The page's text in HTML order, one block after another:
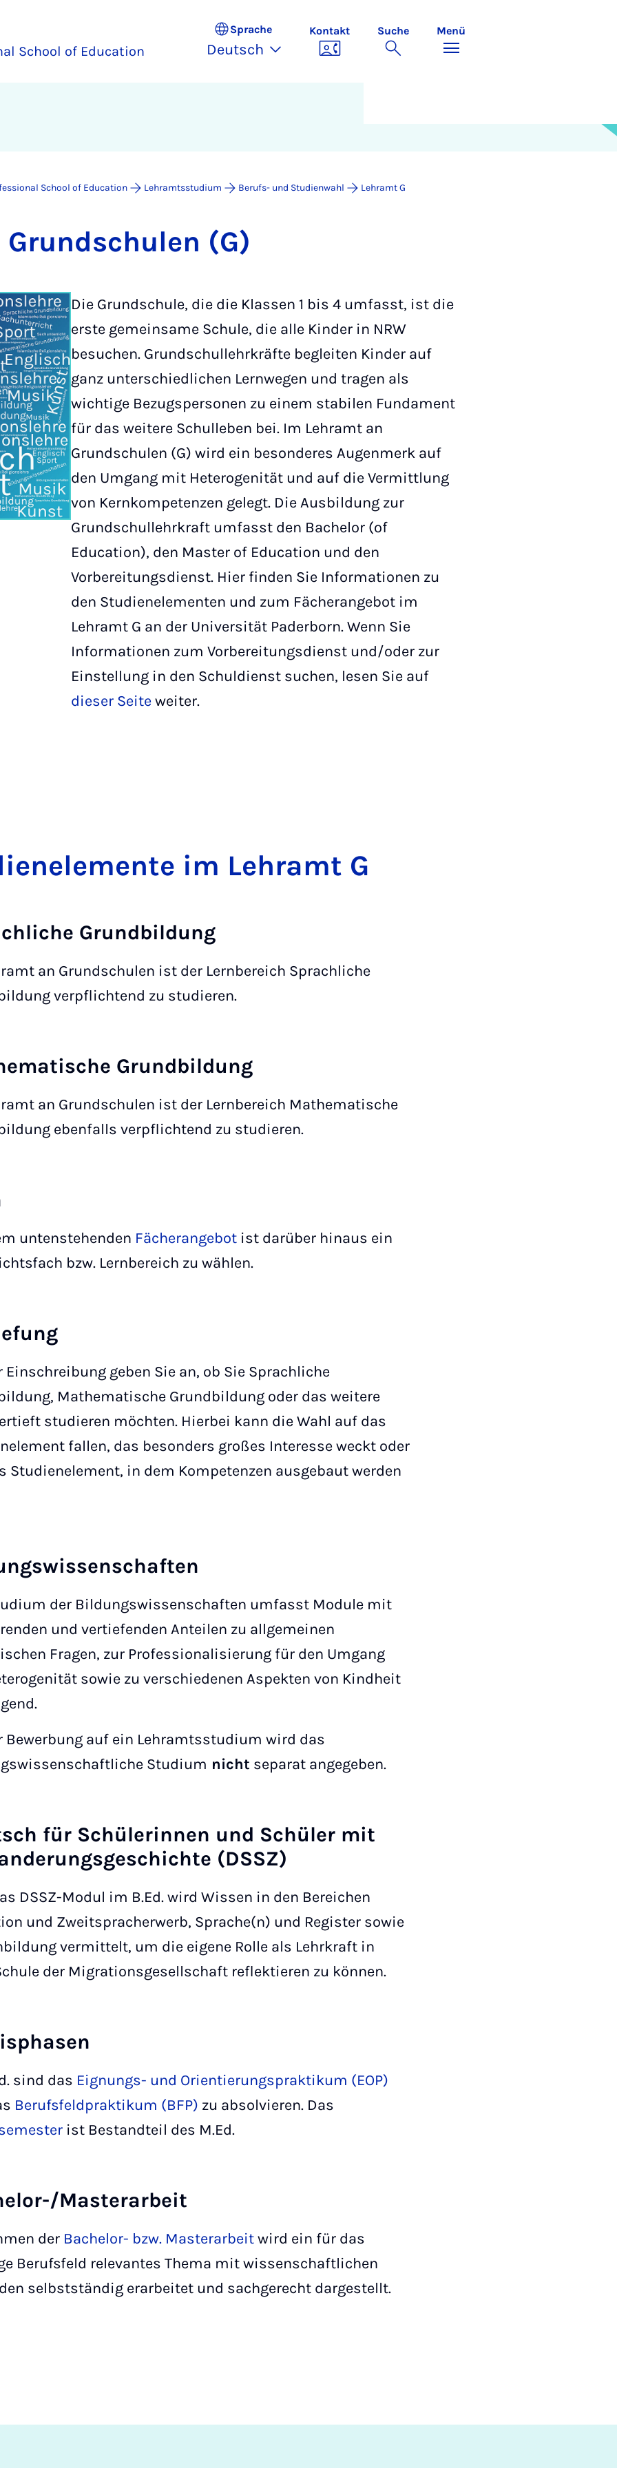
School of Education
Sprache
Deutsch
Kontakt Suche Menü
School of Education Lehramtsstudium Berufs- und Studienwahl Lehramt G
(G)
Die Grundschule, die die Klassen 1 bis 4 umfasst, ist die
erste gemeinsame Schule, die alle Kinder in NRW
besuchen. Grundschullehrkräfte begleiten Kinder auf
ganz unterschiedlichen Lernwegen und tragen als
wichtige Bezugspersonen zu einem stabilen Fundament
für das weitere Schulleben bei. Im Lehramt an
Grundschulen (G) wird ein besonderes Augenmerk auf
den Umgang mit Heterogenität und auf die Vermittlung
von Kernkompetenzen gelegt. Die Ausbildung zur
Grundschullehrkraft umfasst den Bachelor (of
Education), den Master of Education und den
Vorbereitungsdienst. Hier finden Sie Informationen zu
den Studienelementen und zum Fächerangebot im
Lehramt G an der Universität Paderborn. Wenn Sie
Informationen zum Vorbereitungsdienst und/oder zur
Einstellung in den Schuldienst suchen, lesen Sie auf
dieser Seiteweiter.
im Lehr­amt G
Grundbildung
an Grundschulen ist der Lernbereich Sprachliche
verpflichtend zu studieren.
Grundbildung
an Grundschulen ist der Lernbereich Mathematische
ebenfalls verpflichtend zu studieren.
untenstehenden Fächerangebot ist darüber hinaus ein
bzw. Lernbereich zu wählen.
Einschreibung geben Sie an, ob Sie Sprachliche
Mathematische Grundbildung oder das weitere
studieren möchten. Hierbei kann die Wahl auf das
fallen, das besonders großes Interesse weckt oder
Studienelement, in dem Kompetenzen ausgebaut werden
der Bildungswissenschaften umfasst Module mit
und vertiefenden Anteilen zu allgemeinen
Fragen, zur Professionalisierung für den Umgang
sowie zu verschiedenen Aspekten von Kindheit
Bewerbung auf ein Lehramtsstudium wird das
Studium nicht separat angegeben.
für Schülerinnen und Schüler mit
(DSSZ)
DSSZ-Modul im B.Ed. wird Wissen in den Bereichen
und Zweitspracherwerb, Sprache(n) und Register sowie
vermittelt, um die eigene Rolle als Lehrkraft in
der Migrationsgesellschaft reflektieren zu können.
sind das Eignungs- und Orientierungspraktikum (EOP)
Berufsfeldpraktikum (BFP) zu absolvieren. Das
ist Bestandteil des M.Ed.
Masterarbeit
der Bachelor- bzw. Masterarbeitwird ein für das
Berufsfeld relevantes Thema mit wissenschaftlichen
selbstständig erarbeitet und sachgerecht dargestellt.